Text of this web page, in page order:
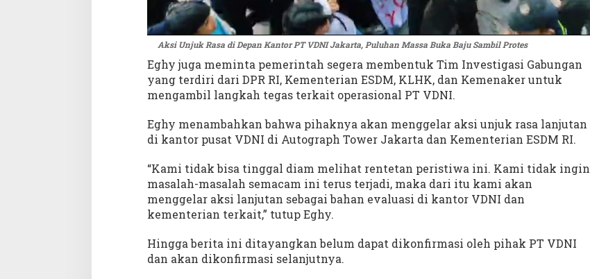
Aksi Unjuk Rasa di Depan Kantor PT VDNI Jakarta, Puluhan Massa Buka Baju Sambil Protes
Eghy juga meminta pemerintah segera membentuk Tim Investigasi Gabungan
yang terdiri dari DPR RI, Kementerian ESDM, KLHK, dan Kemenaker untuk
mengambil langkah tegas terkait operasional PT VDNI.
Eghy menambahkan bahwa pihaknya akan menggelar aksi unjuk rasa lanjutan
di kantor pusat VDNI di Autograph Tower Jakarta dan Kementerian ESDM RI.
“Kami tidak bisa tinggal diam melihat rentetan peristiwa ini. Kami tidak ingin
masalah-masalah semacam ini terus terjadi, maka dari itu kami akan
menggelar aksi lanjutan sebagai bahan evaluasi di kantor VDNI dan
kementerian terkait,” tutup Eghy.
Hingga berita ini ditayangkan belum dapat dikonfirmasi oleh pihak PT VDNI
dan akan dikonfirmasi selanjutnya.